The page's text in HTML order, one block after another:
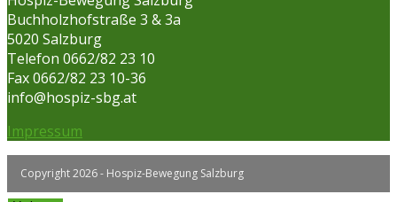
Buchholzhofstraße 3 & 3a
5020 Salzburg
Telefon 0662/82 23 10
Fax 0662/82 23 10-36
info@hospiz-sbg.at
Impressum
Copyright 2026 - Hospiz-Bewegung Salzburg